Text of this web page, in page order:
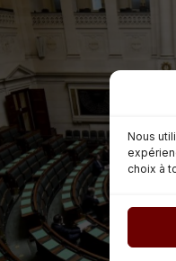
Nous
choix à